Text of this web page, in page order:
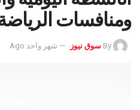
ومنافسات
By سوق نيوز شهر واحد Ago